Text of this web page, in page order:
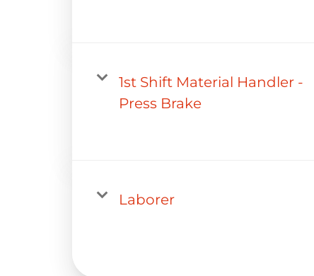
1st Shift Material Handler -
Press Brake
Laborer